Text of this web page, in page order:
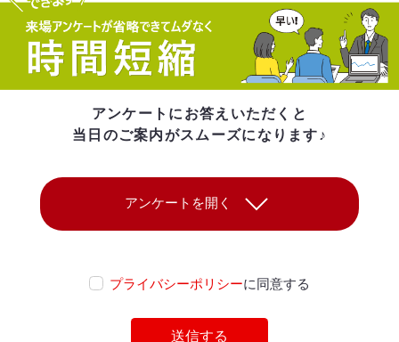
アンケートにお答えいただくと
当日のご案内がスムーズになります♪
プライバシーポリシーに同意する